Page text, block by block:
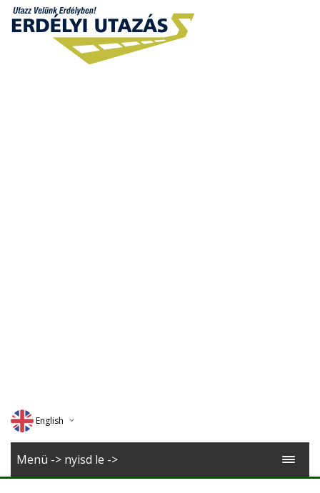
English
Deutsch
Menü -> nyisd le ->